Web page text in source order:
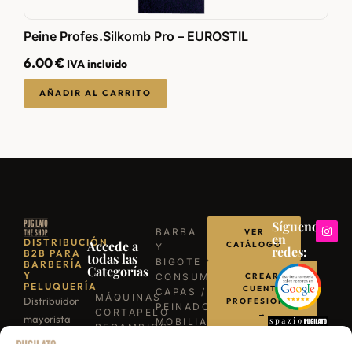
Peine Profes.Silkomb Pro – EUROSTIL
6.00€ IVA incluido
AÑADIR AL CARRITO
DISTRIBUCIÓN
B2B PARA
BARBERÍA
Y
PELUQUERÍA
Distribuidor
mayorista
para
Accede a
todas las
Categorías
MÁQUINAS
CORTAPELO
RECAMBIOS
BARBA
Y
BIGOTE
CONSUMIBLES
CAPAS /
PEINADORES
MOBILIARIO
VER
CATÁLOGO
CREAR
CUENTA
PROFESIONAL
→
Síguenos
en
redes: